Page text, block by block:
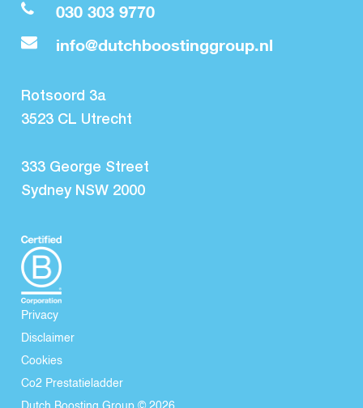
030 303 9770
info@dutchboostinggroup.nl
Rotsoord 3a
3523 CL Utrecht
333 George Street
Sydney NSW 2000
Privacy
Disclaimer
Cookies
Co2 Prestatieladder